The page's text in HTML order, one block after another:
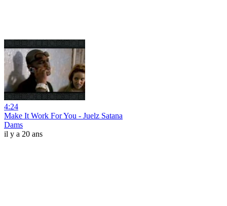
4:24
Make It Work For You - Juelz Satana
Dams
il y a 20 ans